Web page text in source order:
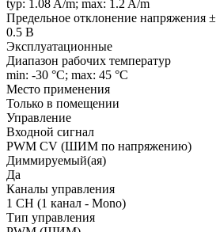
typ: 1.08 A/m; max: 1.2 A/m
Предельное отклонение напряжения ±
0.5 В
Эксплуатационные
Диапазон рабочих температур
min: -30 °C; max: 45 °C
Место применения
Только в помещении
Управление
Входной сигнал
PWM СV (ШИМ по напряжению)
Диммируемый(ая)
Да
Каналы управления
1 CH (1 канал - Mono)
Тип управления